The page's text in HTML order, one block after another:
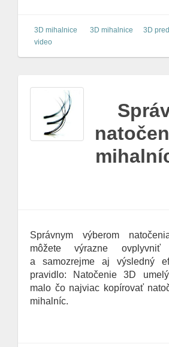
3D mihalnice 3D mihalnice
3D
video
Správnym výberom
môžete výrazne
a samozrejme aj výsledný
pravidlo: Natočenie 3D
malo čo najviac kopírovať
mihalníc.